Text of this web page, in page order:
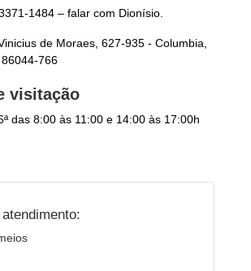
1484 – falar com Dionísio.
de Moraes, 627-935 - Columbia,
766
visitação
das 8:00 às 11:00 e 14:00 às 17:00h